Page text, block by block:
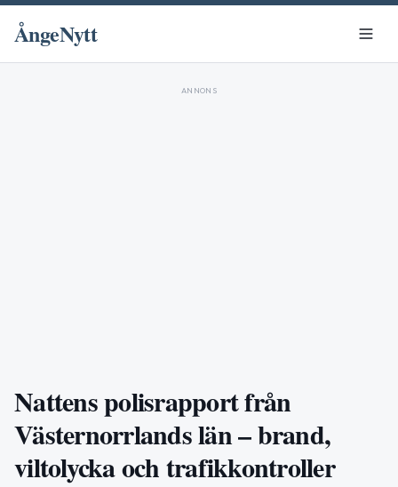
ÅngeNytt
ANNONS
Nattens polisrapport från
Västernorrlands län – brand,
viltolycka och trafikkontroller